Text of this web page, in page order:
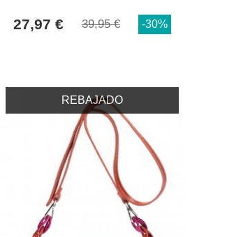
27,97 € 39,95 € -30%
REBAJADO